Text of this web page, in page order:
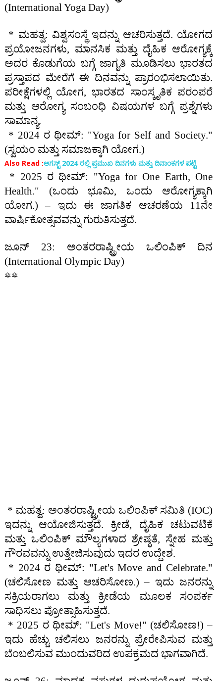
(International Yoga Day)
* ಮಹತ್ವ: ವಿಶ್ವಸಂಸ್ಥೆ ಇದನ್ನು ಆಚರಿಸುತ್ತದೆ. ಯೋಗದ
ಪ್ರಯೋಜನಗಳು, ಮಾನಸಿಕ ಮತ್ತು ದೈಹಿಕ ಆರೋಗ್ಯಕ್ಕೆ
ಅದರ ಕೊಡುಗೆಯ ಬಗ್ಗೆ ಜಾಗೃತಿ ಮೂಡಿಸಲು ಭಾರತದ
ಪ್ರಸ್ತಾಪದ ಮೇರೆಗೆ ಈ ದಿನವನ್ನು ಪ್ರಾರಂಭಿಸಲಾಯಿತು.
ಪರೀಕ್ಷೆಗಳಲ್ಲಿ ಯೋಗ, ಭಾರತದ ಸಾಂಸ್ಕೃತಿಕ ಪರಂಪರೆ
ಮತ್ತು ಆರೋಗ್ಯ ಸಂಬಂಧಿ ವಿಷಯಗಳ ಬಗ್ಗೆ ಪ್ರಶ್ನೆಗಳು
ಸಾಮಾನ್ಯ.
* 2024 ರ ಥೀಮ್: "Yoga for Self and Society."
(ಸ್ವಯಂ ಮತ್ತು ಸಮಾಜಕ್ಕಾಗಿ ಯೋಗ.)
Also Read :ಆಗಸ್ಟ್ 2024 ರಲ್ಲಿ ಪ್ರಮುಖ ದಿನಗಳು ಮತ್ತು ದಿನಾಂಕಗಳ ಪಟ್ಟಿ
* 2025 ರ ಥೀಮ್: "Yoga for One Earth, One
Health." (ಒಂದು ಭೂಮಿ, ಒಂದು ಆರೋಗ್ಯಕ್ಕಾಗಿ
ಯೋಗ.) – ಇದು ಈ ಜಾಗತಿಕ ಆಚರಣೆಯ 11ನೇ
ವಾರ್ಷಿಕೋತ್ಸವವನ್ನು ಗುರುತಿಸುತ್ತದೆ.
ಜೂನ್ 23: ಅಂತರರಾಷ್ಟ್ರೀಯ ಒಲಿಂಪಿಕ್ ದಿನ
(International Olympic Day)
🔯🔯
* ಮಹತ್ವ: ಅಂತರರಾಷ್ಟ್ರೀಯ ಒಲಿಂಪಿಕ್ ಸಮಿತಿ (IOC)
ಇದನ್ನು ಆಯೋಜಿಸುತ್ತದೆ. ಕ್ರೀಡೆ, ದೈಹಿಕ ಚಟುವಟಿಕೆ
ಮತ್ತು ಒಲಿಂಪಿಕ್ ಮೌಲ್ಯಗಳಾದ ಶ್ರೇಷ್ಠತೆ, ಸ್ನೇಹ ಮತ್ತು
ಗೌರವವನ್ನು ಉತ್ತೇಜಿಸುವುದು ಇದರ ಉದ್ದೇಶ.
* 2024 ರ ಥೀಮ್: "Let's Move and Celebrate."
(ಚಲಿಸೋಣ ಮತ್ತು ಆಚರಿಸೋಣ.) – ಇದು ಜನರನ್ನು
ಸಕ್ರಿಯರಾಗಲು ಮತ್ತು ಕ್ರೀಡೆಯ ಮೂಲಕ ಸಂಪರ್ಕ
ಸಾಧಿಸಲು ಪ್ರೋತ್ಸಾಹಿಸುತ್ತದೆ.
* 2025 ರ ಥೀಮ್: "Let's Move!" (ಚಲಿಸೋಣ!) –
ಇದು ಹೆಚ್ಚು ಚಲಿಸಲು ಜನರನ್ನು ಪ್ರೇರೇಪಿಸುವ ಮತ್ತು
ಬೆಂಬಲಿಸುವ ಮುಂದುವರಿದ ಉಪಕ್ರಮದ ಭಾಗವಾಗಿದೆ.